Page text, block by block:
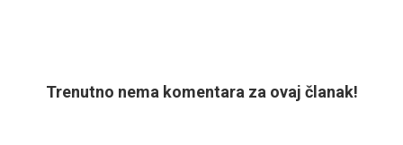
Trenutno nema komentara za ovaj članak!